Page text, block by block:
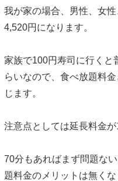
我が家の場合、男性、女
4,520円になります。
家族で100円寿司に行くと
らいなので、食べ放題料
じます。
注意点としては延長料金
70分もあればまず問題な
題料金のメリットは無くな